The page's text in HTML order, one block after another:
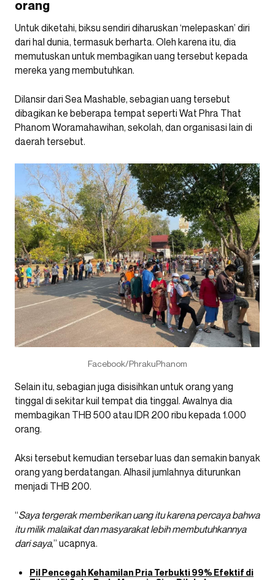
orang
Untuk diketahi, biksu sendiri diharuskan ‘melepaskan’ diri
dari hal dunia, termasuk berharta. Oleh karena itu, dia
memutuskan untuk membagikan uang tersebut kepada
mereka yang membutuhkan.
Dilansir dari Sea Mashable, sebagian uang tersebut
dibagikan ke beberapa tempat seperti Wat Phra That
Phanom Woramahawihan, sekolah, dan organisasi lain di
daerah tersebut.
Facebook/PhrakuPhanom
Selain itu, sebagian juga disisihkan untuk orang yang
tinggal di sekitar kuil tempat dia tinggal. Awalnya dia
membagikan THB 500 atau IDR 200 ribu kepada 1.000
orang.
Aksi tersebut kemudian tersebar luas dan semakin banyak
orang yang berdatangan. Alhasil jumlahnya diturunkan
menjadi THB 200.
“Saya tergerak memberikan uang itu karena percaya bahwa
itu milik malaikat dan masyarakat lebih membutuhkannya
dari saya,” ucapnya.
Pil Pencegah Kehamilan Pria Terbukti 99% Efektif di